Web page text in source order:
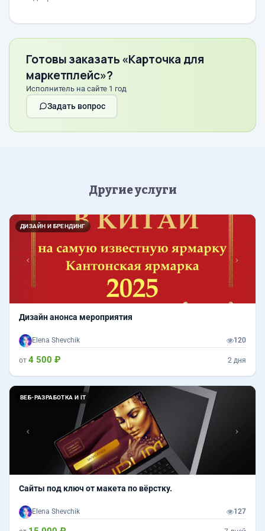
Готовы заказать «Карточка для
маркетплейс»?
Исполнитель на сайте 1 год
Задать вопрос
Другие услуги
ДИЗАЙН И БРЕНДИНГ
Назад
Дизайн анонса мероприятия
Elena Shevchik 120
от 4 500 ₽ 2 дня
ВЕБ-РАЗРАБОТКА И IT
Назад
Сайты под ключ от макета по вёрстку.
Elena Shevchik 127